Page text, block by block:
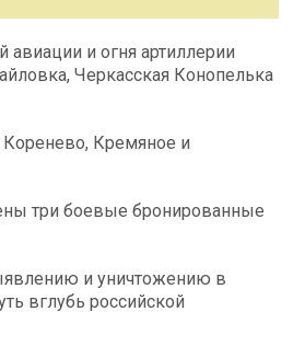
и огня артиллерии
Черкасская Конопелька
Кремяное и
три боевые бронированные
и уничтожению в
вглубь российской